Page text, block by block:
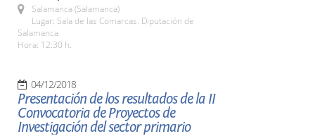
Salamanca (Salamanca)
Lugar: Sala de las Comarcas. Diputación de
Salamanca
Hora: 12:30 h.
04/12/2018
Presentación de los resultados de la II
Convocatoria de Proyectos de
Investigación del sector primario